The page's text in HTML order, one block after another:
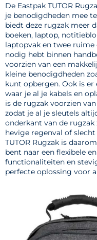
De Eastpak TUTOR
je benodigdheden mee
biedt deze rugzak meer
boeken, laptop,
laptopvak en twee
nodig hebt binnen
voorzien van een
kleine benodigdheden
kunt opbergen. Ook is
waar je al je kabels en
is de rugzak voorzien
zodat je al je sleutels
onderkant van de
hevige regenval of
TUTOR Rugzak is
bent naar een flexibele
functionaliteiten en
perfecte oplossing voor